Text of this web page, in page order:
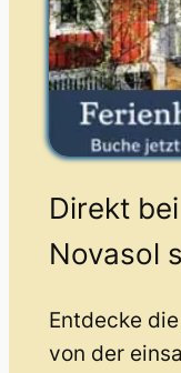
Direkt
Novasol
Entdecke
von der